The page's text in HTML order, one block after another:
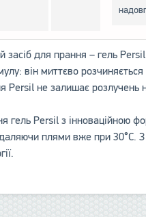
засіб для прання – гель
він миттєво
не залишає розлучень
гель Persil з інноваційною
плями вже при 30°C.